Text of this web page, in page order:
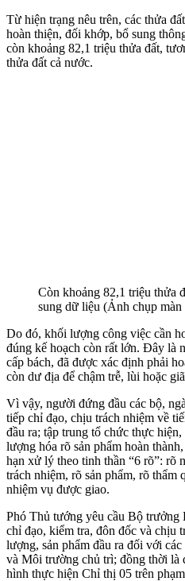
Từ hiện trạng nêu trên, các thửa
hoàn thiện, đối khớp, bổ sung
còn khoảng 82,1 triệu thửa đất,
thửa đất cả nước.
Còn khoảng 82,1 triệu thửa
sung dữ liệu (Ảnh chụp màn
Do đó, khối lượng công việc cần
đúng kế hoạch còn rất lớn. Đây là
cấp bách, đã được xác định phải
còn dư địa để chậm trễ, lùi hoặc
Vì vậy, người đứng đầu các bộ,
tiếp chỉ đạo, chịu trách nhiệm về
đầu ra; tập trung tổ chức thực
lượng hóa rõ sản phẩm hoàn
hạn xử lý theo tinh thần “6 rõ”: rõ
trách nhiệm, rõ sản phẩm, rõ thẩm
nhiệm vụ được giao.
Phó Thủ tướng yêu cầu Bộ
chỉ đạo, kiểm tra, đôn đốc và chịu
lượng, sản phẩm đầu ra đối với
và Môi trường chủ trì; đồng thời là
hình thực hiện Chỉ thị 05 trên